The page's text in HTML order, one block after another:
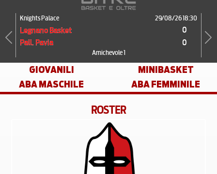
Knights Palace 29/08/26 18:30
Legnano Basket
0
Pall. Pavia
0
Amichevole 1
Previous Next
GIOVANILI
MINIBASKET
ABA MASCHILE
ABA FEMMINILE
ROSTER